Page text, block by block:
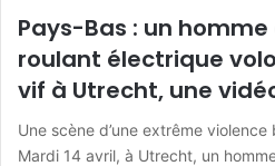
Pays-Bas : un
roulant électrique
vif à Utrecht, une
Une scène d’une extrême
Mardi 14 avril, à Utrecht, un